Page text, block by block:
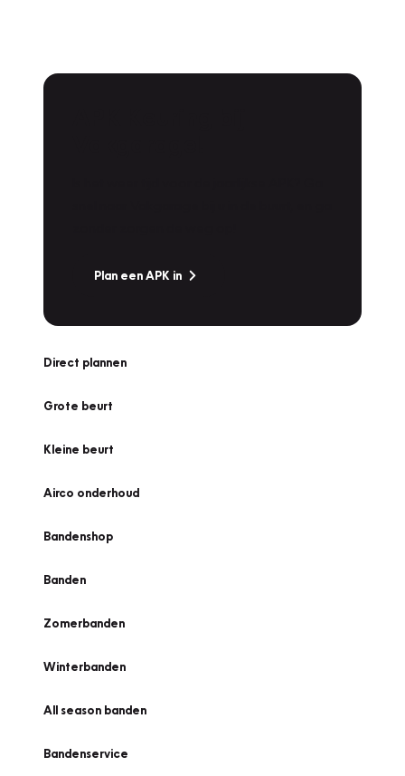
Plan een APK in
Direct plannen
Grote beurt
Kleine beurt
Airco onderhoud
Bandenshop
Banden
Zomerbanden
Winterbanden
All season banden
Bandenservice